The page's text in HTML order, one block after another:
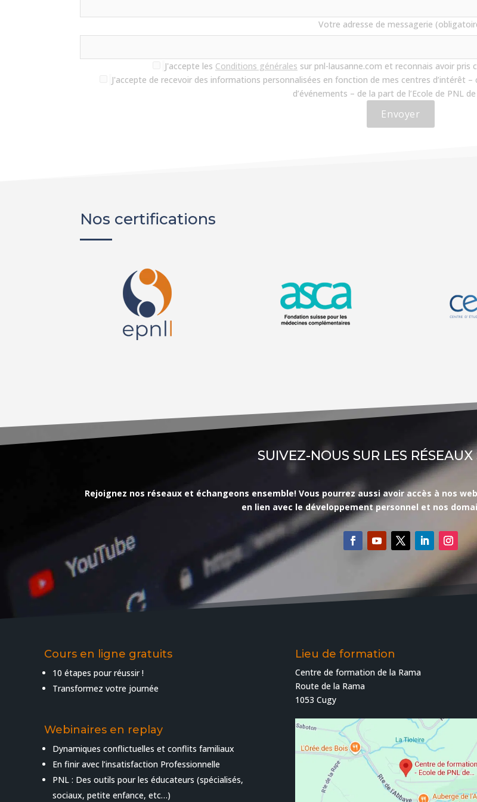
Votre adresse de messagerie
J'accepte les Conditions générales sur pnl-lausanne.com et reconnais avoir pris
J'accepte de recevoir des informations personnalisées en fonction de mes centres d’intérêt
d’événements – de la part de l’Ecole de PNL
Nos certifications
SUIVEZ-NOUS SUR LES
Rejoignez nos réseaux et échangeons ensemble! Vous pourrez aussi avoir accès à nos
en lien avec le développement personnel et nos
Cours en ligne gratuits
10 étapes pour réussir !
Transformez votre journée
Webinaires en replay
Dynamiques conflictuelles et conflits familiaux
En finir avec l’insatisfaction Professionnelle
PNL : Des outils pour les éducateurs (spécialisés,
sociaux, petite enfance, etc…)
Lieu de formation
Centre de formation de la Rama
Route de la Rama
1053 Cugy